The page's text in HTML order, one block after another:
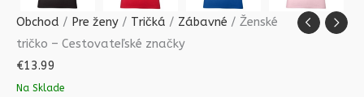
Obchod / Pre ženy / Tričká / Zábavné / Ženské
tričko – Cestovateľské značky
€13.99
Na Sklade